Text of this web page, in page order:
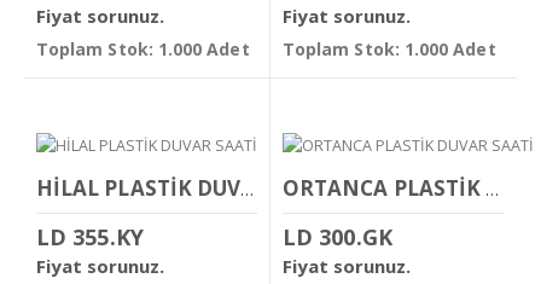
Fiyat sorunuz.
Toplam Stok: 1.000 Adet
Fiyat sorunuz.
Toplam Stok: 1.000 Adet
HİLAL PLASTİK DUVAR SAATİ
LD 355.KY
Fiyat sorunuz.
ORTANCA PLASTİK DUVAR SAATİ
LD 300.GK
Fiyat sorunuz.